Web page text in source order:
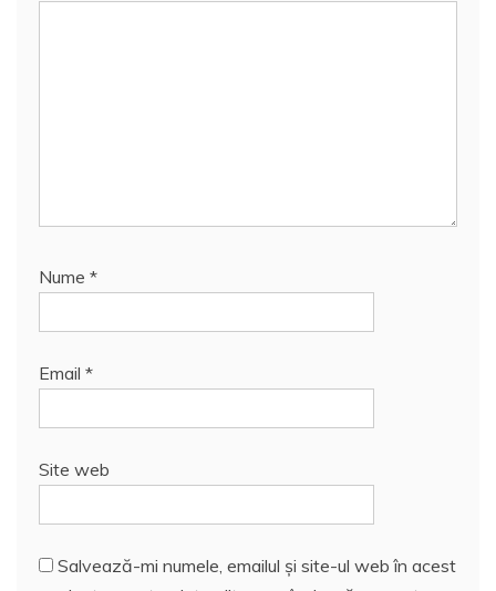
Nume *
Email *
Site web
Salvează-mi numele, emailul și site-ul web în acest